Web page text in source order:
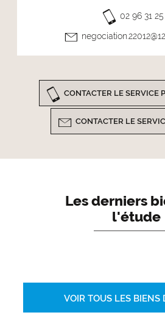
02 96 31 25
CONTACTER LE SERVICE
CONTACTER LE
Les derniers
l'étude
VOIR TOUS LES BIENS